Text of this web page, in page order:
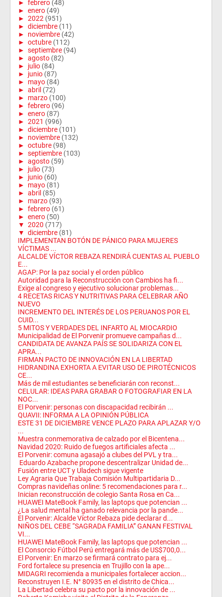
► febrero (48)
► enero (49)
► 2022 (951)
► diciembre (11)
► noviembre (42)
► octubre (112)
► septiembre (94)
► agosto (82)
► julio (84)
► junio (87)
► mayo (84)
► abril (72)
► marzo (100)
► febrero (96)
► enero (87)
► 2021 (996)
► diciembre (101)
► noviembre (132)
► octubre (98)
► septiembre (103)
► agosto (59)
► julio (73)
► junio (60)
► mayo (81)
► abril (85)
► marzo (93)
► febrero (61)
► enero (50)
▼ 2020 (717)
▼ diciembre (81)
IMPLEMENTAN BOTÓN DE PÁNICO PARA MUJERES
VÍCTIMAS ...
ALCALDE VÍCTOR REBAZA RENDIRÁ CUENTAS AL PUEBLO
E...
AGAP: Por la paz social y el orden público
Autoridad para la Reconstrucción con Cambios ha fi...
Exige al congreso y ejecutivo solucionar problemas...
4 RECETAS RICAS Y NUTRITIVAS PARA CELEBRAR AÑO
NUEVO
INCREMENTO DEL INTERÉS DE LOS PERUANOS POR EL
CUID...
5 MITOS Y VERDADES DEL INFARTO AL MIOCARDIO
Municipalidad de El Porvenir promueve campañas d...
CANDIDATA DE AVANZA PAÍS SE SOLIDARIZA CON EL
APRA...
FIRMAN PACTO DE INNOVACIÓN EN LA LIBERTAD
HIDRANDINA EXHORTA A EVITAR USO DE PIROTÉCNICOS
CE...
Más de mil estudiantes se beneficiarán con reconst...
CELULAR: IDEAS PARA GRABAR O FOTOGRAFIAR EN LA
NOC...
El Porvenir: personas con discapacidad recibirán ...
QUAVII: INFORMA A LA OPINIÓN PÚBLICA
ESTE 31 DE DICIEMBRE VENCE PLAZO PARA APLAZAR Y/O
...
Muestra conmemorativa de calzado por el Bicentena...
Navidad 2020: Ruido de fuegos artificiales afecta ...
El Porvenir: comuna agasajó a clubes del PVL y tra...
Eduardo Azabache propone descentralizar Unidad de...
Fusión entre UCT y Uladech sigue vigente
Ley Agraria Que Trabaja Comisión Multipartidaria D...
Compras navideñas online: 5 recomendaciones para r...
Inician reconstrucción de colegio Santa Rosa en Ca...
HUAWEI MateBook Family, las laptops que potencian ...
¿La salud mental ha ganado relevancia por la pande...
El Porvenir: Alcalde Víctor Rebaza pide declarar d...
NIÑOS DEL CEBE “SAGRADA FAMILIA” GANAN FESTIVAL
VI...
HUAWEI MateBook Family, las laptops que potencian ...
El Consorcio Fútbol Perú entregará más de US$700,0...
El Porvenir: En marzo se firmará contrato para ej...
Ford fortalece su presencia en Trujillo con la ape...
MIDAGRI recomienda a municipales fortalecer accion...
Reconstruyen I.E. N° 80935 en el distrito de Chica...
La Libertad celebra su pacto por la innovación de ...